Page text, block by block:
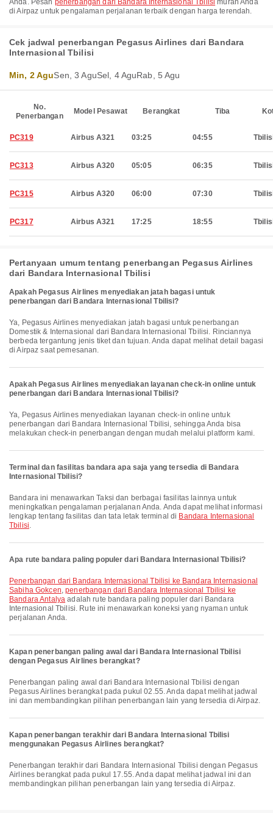
Anda. Pesan penerbangan dari Bandara Internasional Tbilisi murah Anda
di Airpaz untuk pengalaman perjalanan terbaik dengan harga terendah.
Cek jadwal penerbangan Pegasus Airlines dari Bandara
Internasional Tbilisi
Min, 2 AguSen, 3 AguSel, 4 AguRab, 5 Agu
No.
Penerbangan
Model Pesawat Berangkat Tiba
PC319 Airbus A321 03:25 04:55
PC313 Airbus A320 05:05 06:35
PC315 Airbus A320 06:00 07:30
PC317 Airbus A321 17:25 18:55
Pertanyaan umum tentang penerbangan Pegasus Airlines
dari Bandara Internasional Tbilisi
Apakah Pegasus Airlines menyediakan jatah bagasi untuk
penerbangan dari Bandara Internasional Tbilisi?
Ya, Pegasus Airlines menyediakan jatah bagasi untuk penerbangan
Domestik & Internasional dari Bandara Internasional Tbilisi. Rinciannya
berbeda tergantung jenis tiket dan tujuan. Anda dapat melihat detail bagasi
di Airpaz saat pemesanan.
Apakah Pegasus Airlines menyediakan layanan check-in online untuk
penerbangan dari Bandara Internasional Tbilisi?
Ya, Pegasus Airlines menyediakan layanan check-in online untuk
penerbangan dari Bandara Internasional Tbilisi, sehingga Anda bisa
melakukan check-in penerbangan dengan mudah melalui platform kami.
Terminal dan fasilitas bandara apa saja yang tersedia di Bandara
Internasional Tbilisi?
Bandara ini menawarkan Taksi dan berbagai fasilitas lainnya untuk
meningkatkan pengalaman perjalanan Anda. Anda dapat melihat informasi
lengkap tentang fasilitas dan tata letak terminal di Bandara Internasional
Tbilisi.
Apa rute bandara paling populer dari Bandara Internasional Tbilisi?
penerbangan dari Bandara Internasional Tbilisi ke Bandara Internasional
Sabiha Gokcen,penerbangan dari Bandara Internasional Tbilisi ke
Bandara Antalya adalah rute bandara paling populer dari Bandara
Internasional Tbilisi. Rute ini menawarkan koneksi yang nyaman untuk
perjalanan Anda.
Kapan penerbangan paling awal dari Bandara Internasional Tbilisi
dengan Pegasus Airlines berangkat?
Penerbangan paling awal dari Bandara Internasional Tbilisi dengan
Pegasus Airlines berangkat pada pukul 02.55. Anda dapat melihat jadwal
ini dan membandingkan pilihan penerbangan lain yang tersedia di Airpaz.
Kapan penerbangan terakhir dari Bandara Internasional Tbilisi
menggunakan Pegasus Airlines berangkat?
Penerbangan terakhir dari Bandara Internasional Tbilisi dengan Pegasus
Airlines berangkat pada pukul 17.55. Anda dapat melihat jadwal ini dan
membandingkan pilihan penerbangan lain yang tersedia di Airpaz.